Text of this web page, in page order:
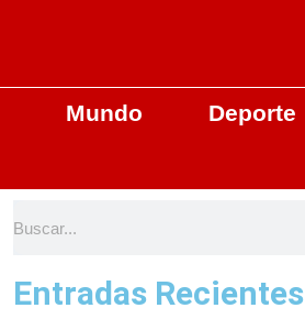
Mundo Deporte
Entradas Recientes